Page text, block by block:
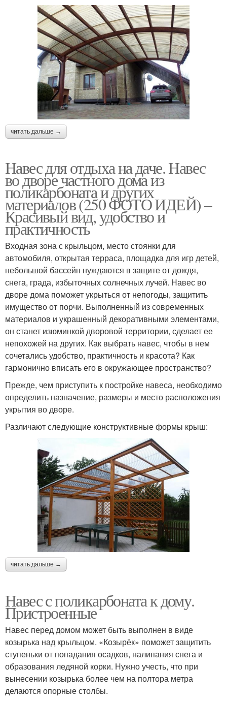
читать дальше →
Навес для отдыха на даче. Навес
во дворе частного дома из
поликарбоната и других
материалов (250 ФОТО ИДЕЙ) –
Красивый вид, удобство и
практичность
Входная зона с крыльцом, место стоянки для
автомобиля, открытая терраса, площадка для игр детей,
небольшой бассейн нуждаются в защите от дождя,
снега, града, избыточных солнечных лучей. Навес во
дворе дома поможет укрыться от непогоды, защитить
имущество от порчи. Выполненный из современных
материалов и украшенный декоративными элементами,
он станет изюминкой дворовой территории, сделает ее
непохожей на других. Как выбрать навес, чтобы в нем
сочетались удобство, практичность и красота? Как
гармонично вписать его в окружающее пространство?
Прежде, чем приступить к постройке навеса, необходимо
определить назначение, размеры и место расположения
укрытия во дворе.
Различают следующие конструктивные формы крыш:
читать дальше →
Навес с поликарбоната к дому.
Пристроенные
Навес перед домом может быть выполнен в виде
козырька над крыльцом. «Козырёк» поможет защитить
ступеньки от попадания осадков, налипания снега и
образования ледяной корки. Нужно учесть, что при
вынесении козырька более чем на полтора метра
делаются опорные столбы.